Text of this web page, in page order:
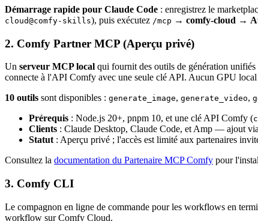
Démarrage rapide pour Claude Code : enregistrez le
cloud@comfy-skills), puis exécutez /mcp → comfy-cloud →
2. Comfy Partner MCP (Aperçu privé)
Un serveur MCP local qui fournit des outils de génération unifiés
connecte à l'API Comfy avec une seule clé API. Aucun GPU
10 outils sont disponibles : generate_image, generate_video,
Prérequis : Node.js 20+, pnpm 10, et une clé API Comfy (
Clients : Claude Desktop, Claude Code, et Amp — ajout
Statut : Aperçu privé ; l'accès est limité aux partenaires
Consultez la documentation du Partenaire MCP Comfy pour
3. Comfy CLI
Le compagnon en ligne de commande pour les workflows en
workflow sur Comfy Cloud.